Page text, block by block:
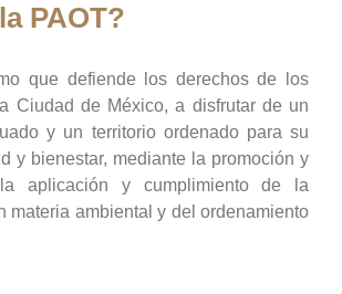
PAOT?
que defiende los derechos de los
Ciudad de México, a disfrutar de un
y un territorio ordenado para su
y bienestar, mediante la promoción y
aplicación y cumplimiento de la
materia ambiental y del ordenamiento